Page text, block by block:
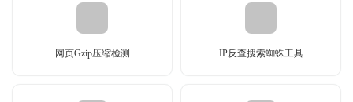
网页Gzip压缩检测 IP反查搜索蜘蛛工具